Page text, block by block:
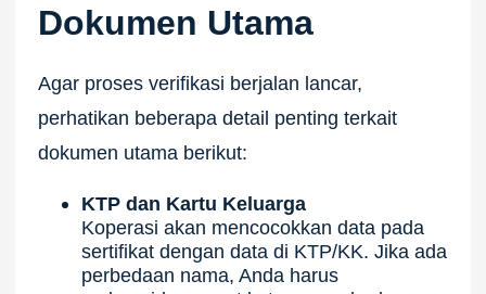
Dokumen Utama
Agar proses verifikasi berjalan lancar,
perhatikan beberapa detail penting terkait
dokumen utama berikut:
KTP dan Kartu Keluarga
Koperasi akan mencocokkan data pada
sertifikat dengan data di KTP/KK. Jika ada
perbedaan nama, Anda harus